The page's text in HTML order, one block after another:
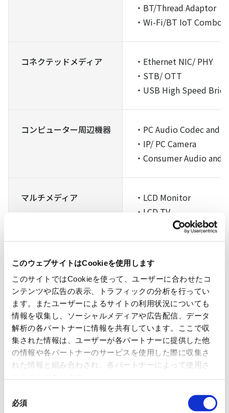
このウェブサイトはCookieを使用します
このサイトではCookieを使って、ユーザーに合わせたコ
ンテンツや広告の表示、トラフィックの分析を行ってい
ます。またユーザーによるサイトの利用状況についても
情報を収集し、ソーシャルメディアや広告配信、データ
解析の各パートナーに情報を共有しています。ここで収
集された情報は、ユーザーが各パートナーに提供した他
の情報や各パートナーのサービスを使用した際に収集さ
れた情報と組み合わされ、各パートナーによって使用さ
必須
・BT/Thread Adaptor
・Wi-Fi/BT IoT Combo
コネクテッドメディア
・Ethernet NIC/ PHY
・STB/ OTT
・USB High Speed
コンピューター周辺機器
・PC Audio Codec and
・IP/ PC Camera
・Consumer Audio and
マルチメディア
・LCD Monitor
・LCD TV
・Display Translator
スマートインターコネクト
・Card Reader
・USB 3.2 / USB4 Hub
・Type-C PD/ Redriver
・Embedded Controller
Wi-Fi/BT/ISP Combo、Dual-Mode BT、BT/Th
read Adaptor、Wi-Fi/BT IoT Comboについて